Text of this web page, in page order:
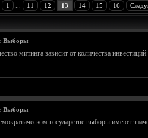
1 11 12 13 14 15 16
Выборы
митинга зависит от количества
Выборы
государстве выборы имеют